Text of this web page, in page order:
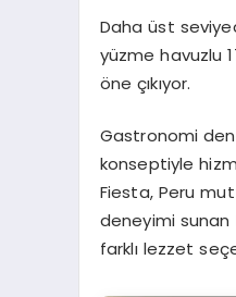
Daha üst
yüzme havuzlu
öne çıkıyor.
Gastronomi
konseptiyle
Fiesta, Peru
deneyimi sunan
farklı lezzet